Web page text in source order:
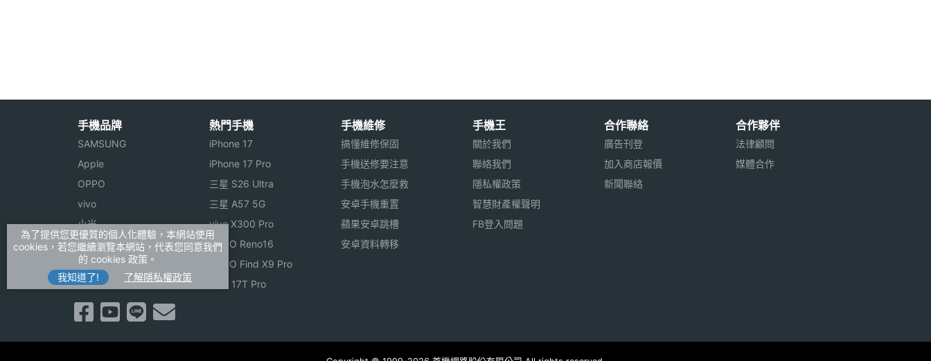
傳輸埠 USB, 藍牙
機身顏色
直立式, 雙鏡頭
操作介面 直式 / 橫式螢幕切換, 觸控螢幕
通訊與網路
頻率系統
手機品牌
SAMSUNG
Apple
OPPO
vivo
小米
ASUS
Sony
realme
熱門手機
iPhone 17
iPhone 17 Pro
三星 S26 Ultra
三星 A57 5G
vivo X300 Pro
OPPO Reno16
OPPO Find X9 Pro
小米 17T Pro
手機維修
搞懂維修保固
手機送修要注意
手機泡水怎麼救
安卓手機重置
蘋果安卓跳槽
安卓資料轉移
手機王
關於我們
聯絡我們
隱私權政策
智慧財產權聲明
FB登入問題
合作聯絡
廣告刊登
加入商店報價
新聞聯絡
合作夥伴
法律顧問
媒體合作
為了提供您更優質的個人化體驗，本網站使用
cookies，若您繼續瀏覽本網站，代表您同意我們
的 cookies 政策。
我知道了!
了解隱私權政策